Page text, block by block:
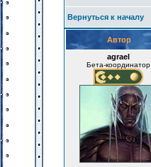
Вернуться к началу
Автор
agrael
Бета-координатор